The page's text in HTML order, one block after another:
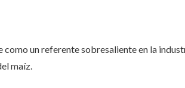
un referente sobresaliente en la
maíz.